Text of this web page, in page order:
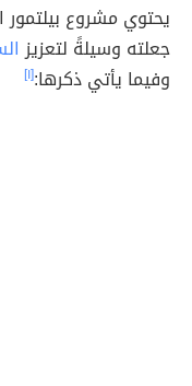
يحتوي مشروع
جعلته وسيلةً لتعزيز
وفيما يأتي ذكرها:[١]